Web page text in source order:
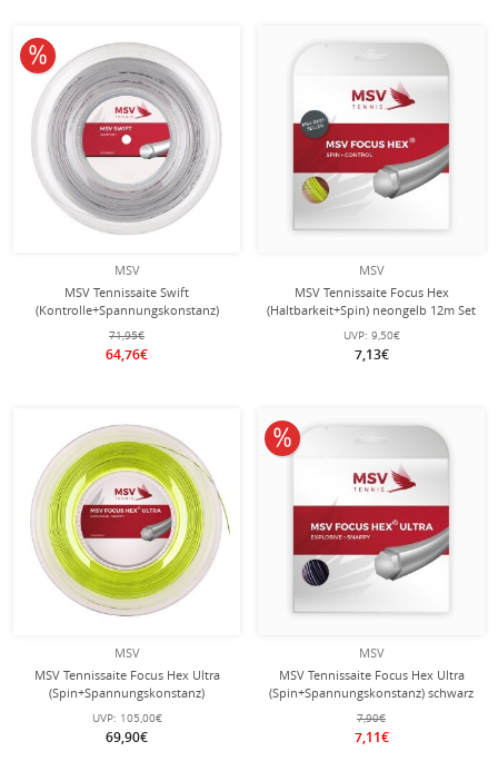
MSV
MSV Tennissaite Swift
(Kontrolle+Spannungskonstanz)
weiss 200m Rolle
71,95€
64,76€
10% reduziert
MSV
MSV Tennissaite Focus Hex
(Haltbarkeit+Spin) neongelb 12m Set
UVP: 9,50€
7,13€
MSV
MSV Tennissaite Focus Hex Ultra
(Spin+Spannungskonstanz)
neongelb 200m Rolle
UVP: 105,00€
69,90€
MSV
MSV Tennissaite Focus Hex Ultra
(Spin+Spannungskonstanz) schwarz
12m Set
7,90€
7,11€
10% reduziert